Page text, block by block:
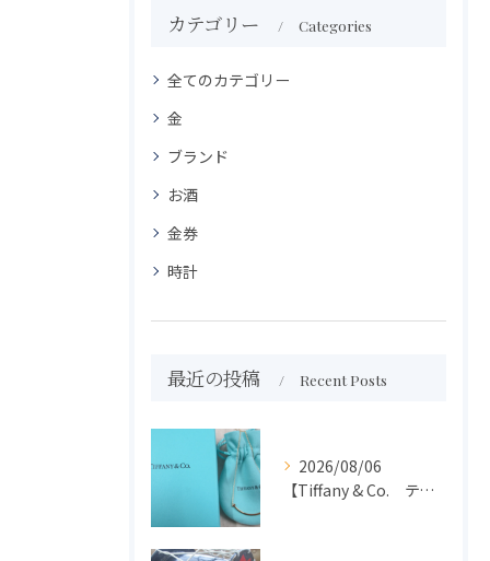
カテゴリー Categories
全てのカテゴリー
金
ブランド
お酒
金券
時計
最近の投稿 Recent Posts
2026/08/06
【Tiffany & Co. ティファニー】買取 大吉盛岡店 アクセサリー買取しました！！